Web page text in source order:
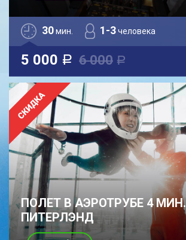
30мин. 1-3человека
5 000 a 6 000 a
ПОЛЕТ В АЭРОТРУБЕ 4 МИН.
ПИТЕРЛЭНД